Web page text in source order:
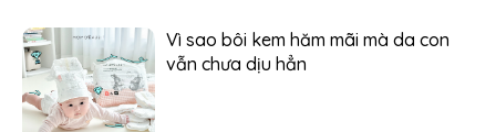
Vì sao bôi kem hăm mãi mà da con
vẫn chưa dịu hẳn